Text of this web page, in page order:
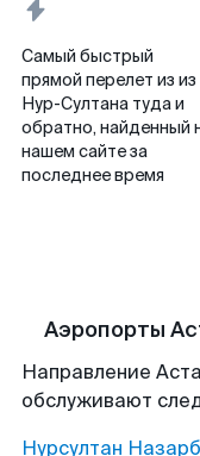
Самый быстрый
прямой перелет из из
Нур-Султана туда и
обратно, найденный
нашем сайте за
последнее время
Аэропорты
Направление
обслуживают
Нурсултан